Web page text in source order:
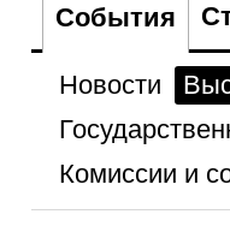
События
Новости
Комиссии и